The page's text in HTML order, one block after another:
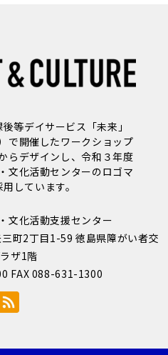
等デイサービス「未来」
で開催したワークショップ
らデザインし、令和３年度
文化活動センターのロゴマ
しています。
文化活動支援センター
町2丁目1-59 徳島県障がい者交
ザ1階
FAX 088-631-1300